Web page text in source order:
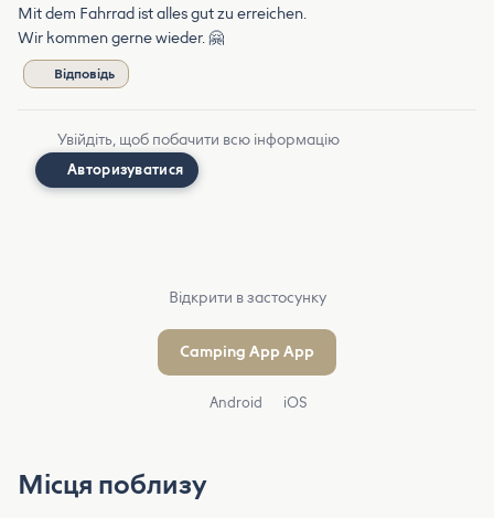
Mit dem Fahrrad ist alles gut zu erreichen.
Wir kommen gerne wieder. 🤗
Відповідь
Увійдіть, щоб побачити всю інформацію
Авторизуватися
Відкрити в застосунку
Camping App App
Android iOS
Місця поблизу